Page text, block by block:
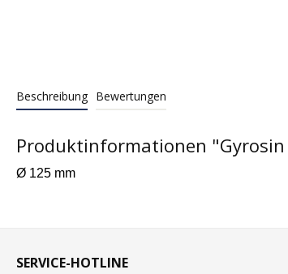
Beschreibung Bewertungen
Produktinformationen
Ø 125 mm
SERVICE-HOTLINE